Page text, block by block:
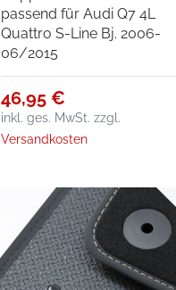
passend für Audi Q7 4L
Quattro S-Line Bj. 2006-
06/2015
46,95 €
inkl. ges. MwSt. zzgl.
Versandkosten